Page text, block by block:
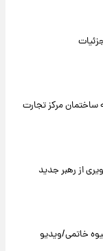
ساختمان مرکز تجارت
از رهبر جدید
خاتمی/ویدیو